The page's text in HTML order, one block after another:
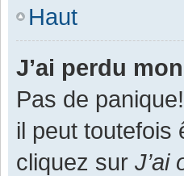
Haut
J’ai perdu
Pas de
il peut toutefois
cliquez sur J’ai